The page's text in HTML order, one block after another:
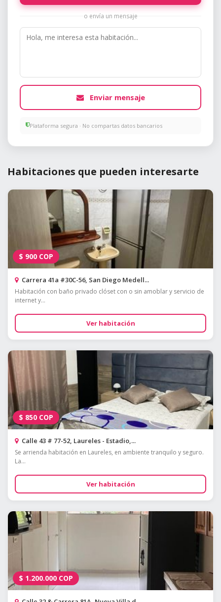
o envía un mensaje
Enviar mensaje
Plataforma segura · No compartas datos bancarios
Habitaciones que pueden interesarte
$ 900 COP
Carrera 41a #30C-56, San Diego Medell...
Habitación con baño privado clóset con o sin amoblar y servicio de
internet y...
Ver habitación
$ 850 COP
Calle 43 # 77-52, Laureles - Estadio,...
Se arrienda habitación en Laureles, en ambiente tranquilo y seguro.
La...
Ver habitación
$ 1.200.000 COP